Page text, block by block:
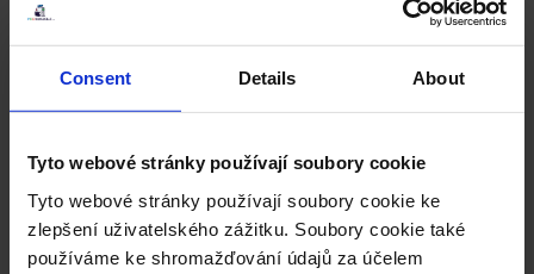
Consent Details About
Tyto webové stránky používají soubory cookie
Tyto webové stránky používají soubory cookie ke
zlepšení uživatelského zážitku. Soubory cookie také
používáme ke shromažďování údajů za účelem